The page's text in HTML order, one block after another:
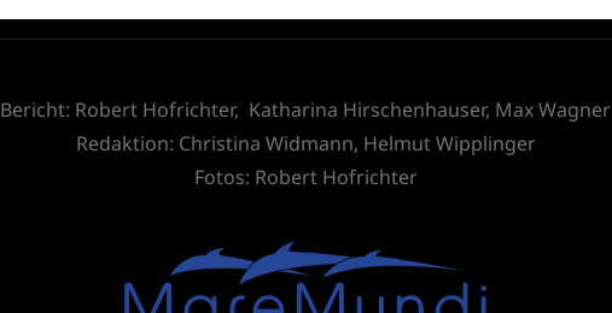
Bericht: Robert Hofrichter, Katharina Hirschenhauser, Max Wagner
Redaktion: Christina Widmann, Helmut Wipplinger
Fotos: Robert Hofrichter